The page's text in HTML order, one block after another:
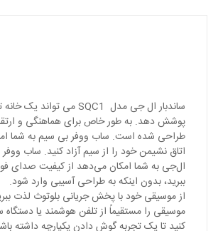
پوشش دهد. به طور خاص برای هماهنگی و
طراحی شده است. ساب ووفر بی سیم به شما
اتاق نشیمن خود را از سیم آزاد کنید. ساب
ال‌جی به شما امکان می‌دهد از کیفیت صدای
ببرید، بدون اینکه به طراحی آسیبی وارد شود.
از موسیقی خود با پخش جریانی بلوتوث لذت
موسیقی را مستقیماً از تلفن هوشمند یا
کنید تا یک تجربه گوش دادن یکپارچه داشته